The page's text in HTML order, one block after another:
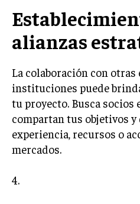
alianzas
La colaboración con otras
instituciones puede
tu proyecto. Busca socios
compartan tus objetivos y
experiencia, recursos o
mercados.
4.